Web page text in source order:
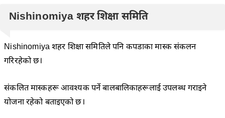
Nishinomiya शहर शिक्षा समिति
Nishinomiya शहर शिक्षा समितिले पनि कपडाका मास्क संकलन
गरिरहेको छ।
संकलित मास्कहरू आवश्यक पर्ने बालबालिकाहरूलाई उपलब्ध गराइने
योजना रहेको बताइएको छ।